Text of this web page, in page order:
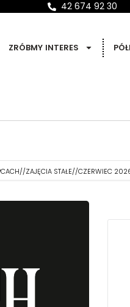
42 674 92 30
ZRÓBMY INTERES
ZAJĘCIA STAŁE//CZERWIEC